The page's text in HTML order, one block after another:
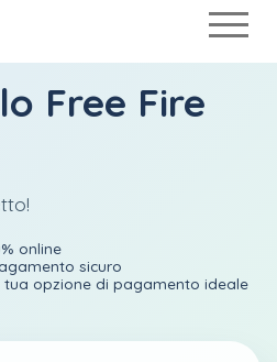
Free Fire
online
sicuro
tua opzione di pagamento ideale